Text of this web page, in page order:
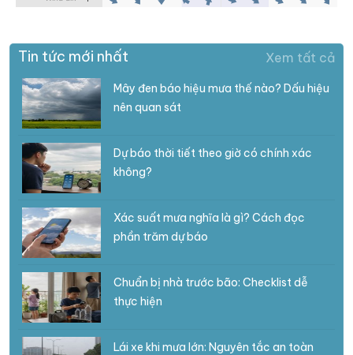
Tin tức mới nhất Xem tất cả
Mây đen báo hiệu mưa thế nào? Dấu hiệu
nên quan sát
Dự báo thời tiết theo giờ có chính xác
không?
Xác suất mưa nghĩa là gì? Cách đọc
phần trăm dự báo
Chuẩn bị nhà trước bão: Checklist dễ
thực hiện
Lái xe khi mưa lớn: Nguyên tắc an toàn